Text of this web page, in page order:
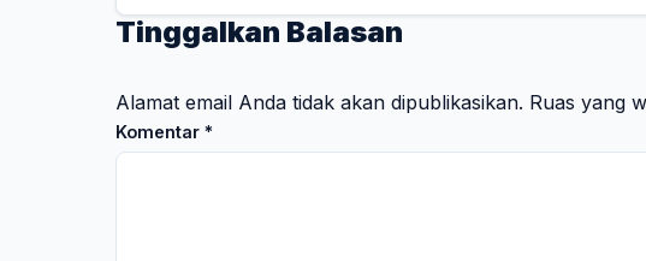
Tinggalkan Balasan
Alamat email Anda tidak akan dipublikasikan. Ruas yang
Komentar *